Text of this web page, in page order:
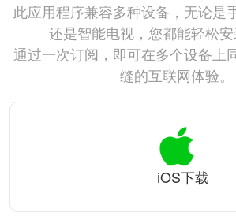
此应用程序兼容多种设备，无论是
还是智能电视，您都能轻松安
通过一次订阅，即可在多个设备上
缝的互联网体验。
iOS下载